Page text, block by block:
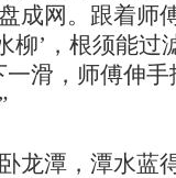
成网。跟着师
柳’，根须能过
滑，师傅伸
龙潭，潭水蓝